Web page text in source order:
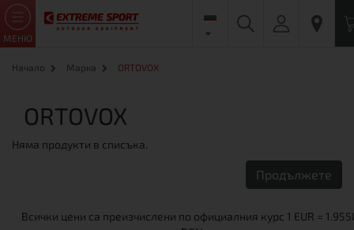
МЕНЮ
Начало Марка ORTOVOX
ORTOVOX
Няма продукти в списъка.
Продължете